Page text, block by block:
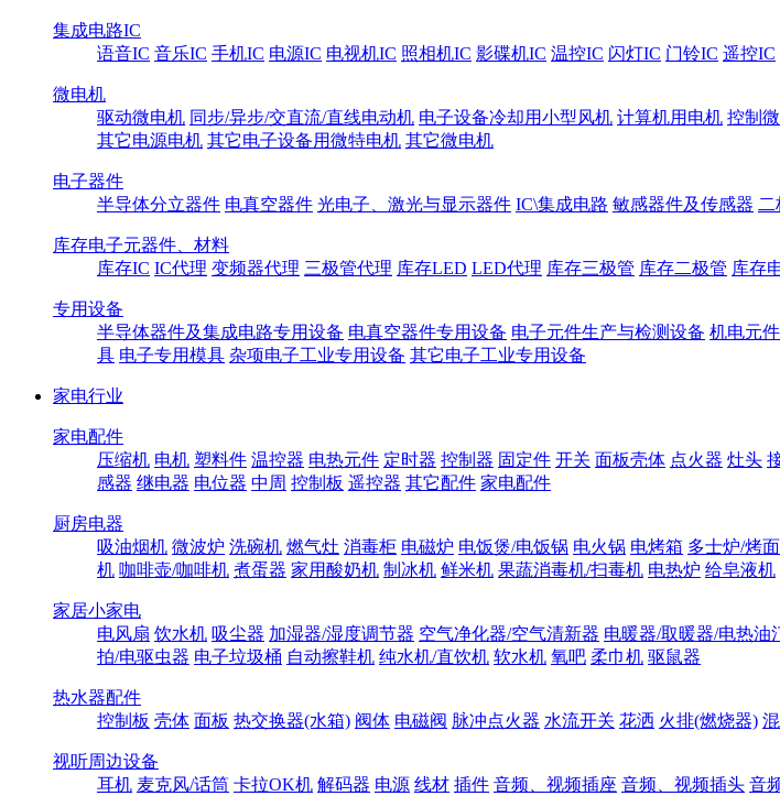
集成电路IC
语音IC 音乐IC 手机IC 电源IC 电视机IC 照相机IC 影碟机IC 温控IC 闪灯IC 门铃IC 遥控IC
微电机
驱动微电机 同步/异步/交直流/直线电动机 电子设备冷却用小型风机 计算机用电机 控制
其它电源电机 其它电子设备用微特电机 其它微电机
电子器件
半导体分立器件 电真空器件 光电子、激光与显示器件 IC\集成电路 敏感器件及传感器 二
库存电子元器件、材料
库存IC IC代理 变频器代理 三极管代理 库存LED LED代理 库存三极管 库存二极管 库存
专用设备
半导体器件及集成电路专用设备 电真空器件专用设备 电子元件生产与检测设备 机电元
具 电子专用模具 杂项电子工业专用设备 其它电子工业专用设备
家电行业
家电配件
压缩机 电机 塑料件 温控器 电热元件 定时器 控制器 固定件 开关 面板壳体 点火器 灶头
感器 继电器 电位器 中周 控制板 遥控器 其它配件 家电配件
厨房电器
吸油烟机 微波炉 洗碗机 燃气灶 消毒柜 电磁炉 电饭煲/电饭锅 电火锅 电烤箱 多士炉/烤
机 咖啡壶/咖啡机 煮蛋器 家用酸奶机 制冰机 鲜米机 果蔬消毒机/扫毒机 电热炉 给皂液机
家居小家电
电风扇 饮水机 吸尘器 加湿器/湿度调节器 空气净化器/空气清新器 电暖器/取暖器/电热油
拍/电驱虫器 电子垃圾桶 自动擦鞋机 纯水机/直饮机 软水机 氧吧 柔巾机 驱鼠器
热水器配件
控制板 壳体 面板 热交换器(水箱) 阀体 电磁阀 脉冲点火器 水流开关 花洒 火排(燃烧器)
视听周边设备
耳机 麦克风/话筒 卡拉OK机 解码器 电源 线材 插件 音频、视频插座 音频、视频插头 音